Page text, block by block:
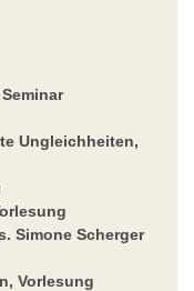
Seminar
Ungleichheiten,
Simone Scherger
, Vorlesung